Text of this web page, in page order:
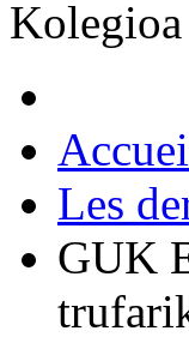
Les
GUK